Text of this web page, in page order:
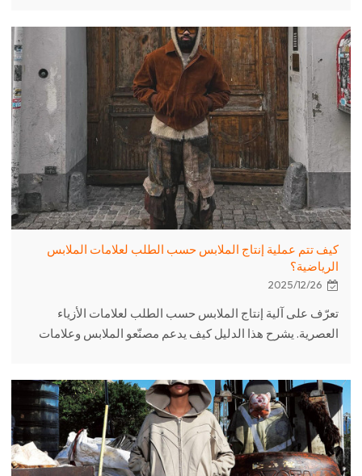
كيف تتم عملية إنتاج الملابس حسب الطلب لعلامات الملابس
الرياضية؟
2025/12/26
تعرّف على آلية إنتاج الملابس حسب الطلب لعلامات الأزياء
العصرية. يشرح هذا الدليل كيف يدعم مصنّعو الملابس وعلامات